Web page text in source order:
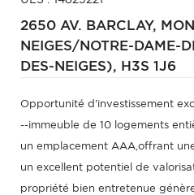
2650 AV. BARCLAY,
NEIGES/NOTRE-DAME-
DES-NEIGES), H3S 1J6
Opportunité d'investissement
--immeuble de 10 logements
un emplacement AAA,offrant
un excellent potentiel de
propriété bien entretenue